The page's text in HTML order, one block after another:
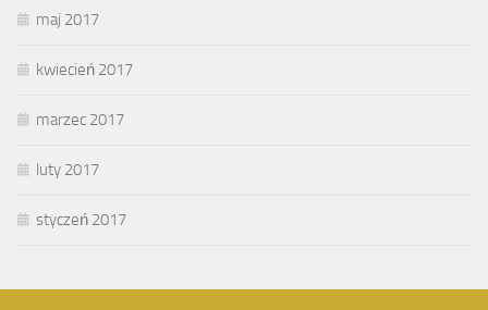
maj 2017
kwiecień 2017
marzec 2017
luty 2017
styczeń 2017